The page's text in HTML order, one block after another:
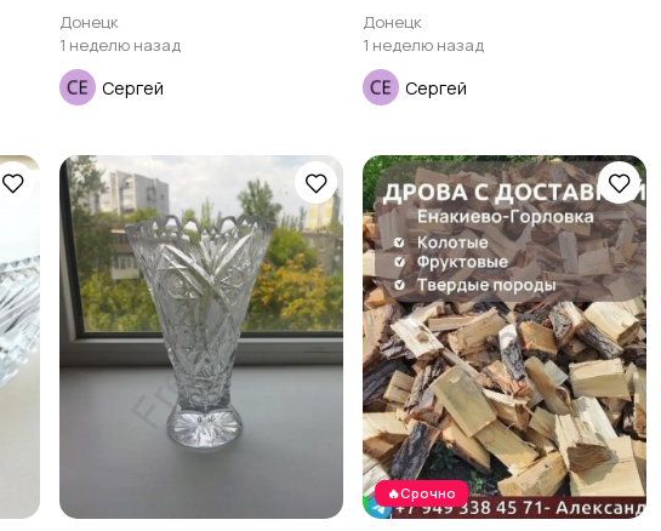
Донецк
1 неделю назад
Сергей
Донецк
1 неделю назад
Сергей
🔥Срочно